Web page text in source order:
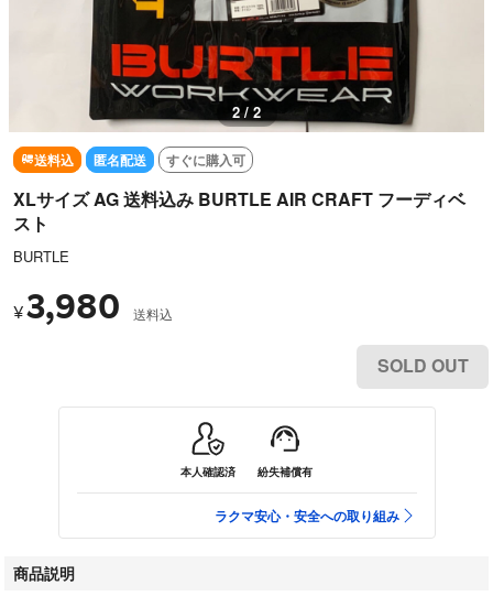
1 / 2
送料込 匿名配送 すぐに購入可
XLサイズ AG 送料込み BURTLE AIR CRAFT フーディベ
スト
BURTLE
¥3,980 送料込
SOLD OUT
本人確認済 紛失補償有
ラクマ安心・安全への取り組み
商品説明